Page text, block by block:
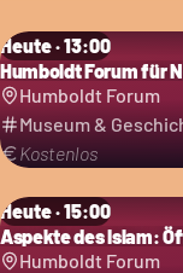
Heute · 13:00
Humboldt Forum für
Humboldt Forum
Museum &
Kostenlos
Heute · 15:00
Aspekte des Islam:
Humboldt Forum